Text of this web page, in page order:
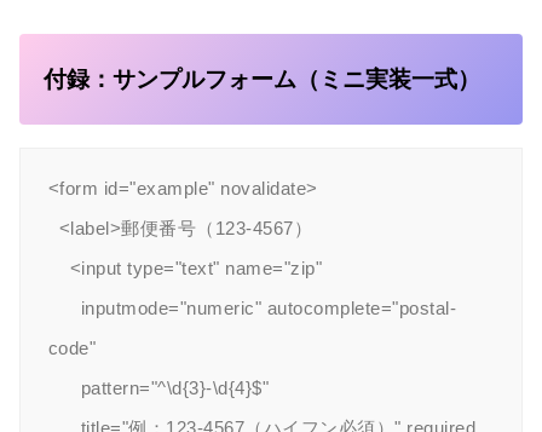
付録：サンプルフォーム（ミニ実装一式）
<form id="example" novalidate>
code"